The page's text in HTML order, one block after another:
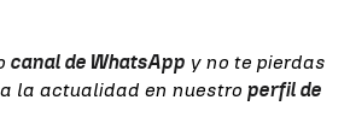
canal de WhatsApp y no te pierdas
la actualidad en nuestro perfil de